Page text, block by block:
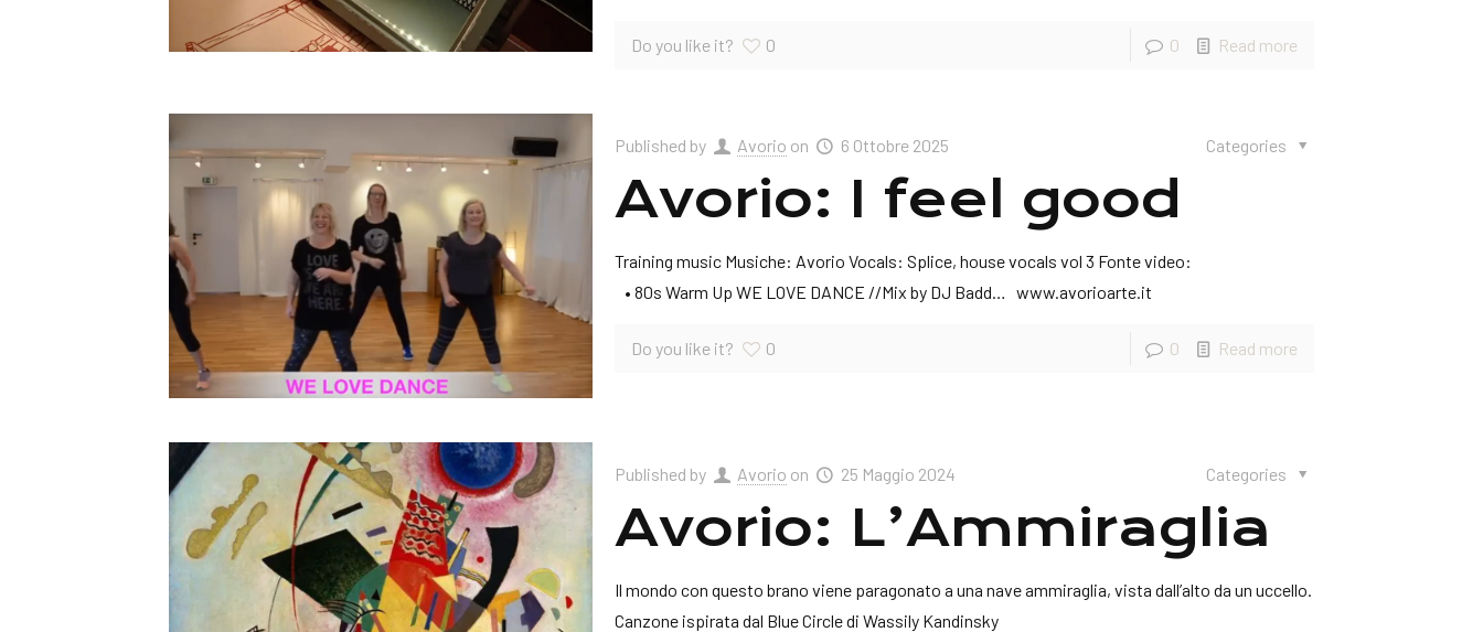
Do you like it? 0 0 Read more
Published by Avorio on 6 Ottobre 2025 Categories
Avorio: I feel good
Training music Musiche: Avorio Vocals: Splice, house vocals vol 3 Fonte video:
• 80s Warm Up WE LOVE DANCE //Mix by DJ Badd… www.avorioarte.it
Do you like it? 0 0 Read more
Published by Avorio on 25 Maggio 2024 Categories
Avorio: L’Ammiraglia
Il mondo con questo brano viene paragonato a una nave ammiraglia, vista dall’alto da un uccello.
Canzone ispirata dal Blue Circle di Wassily Kandinsky